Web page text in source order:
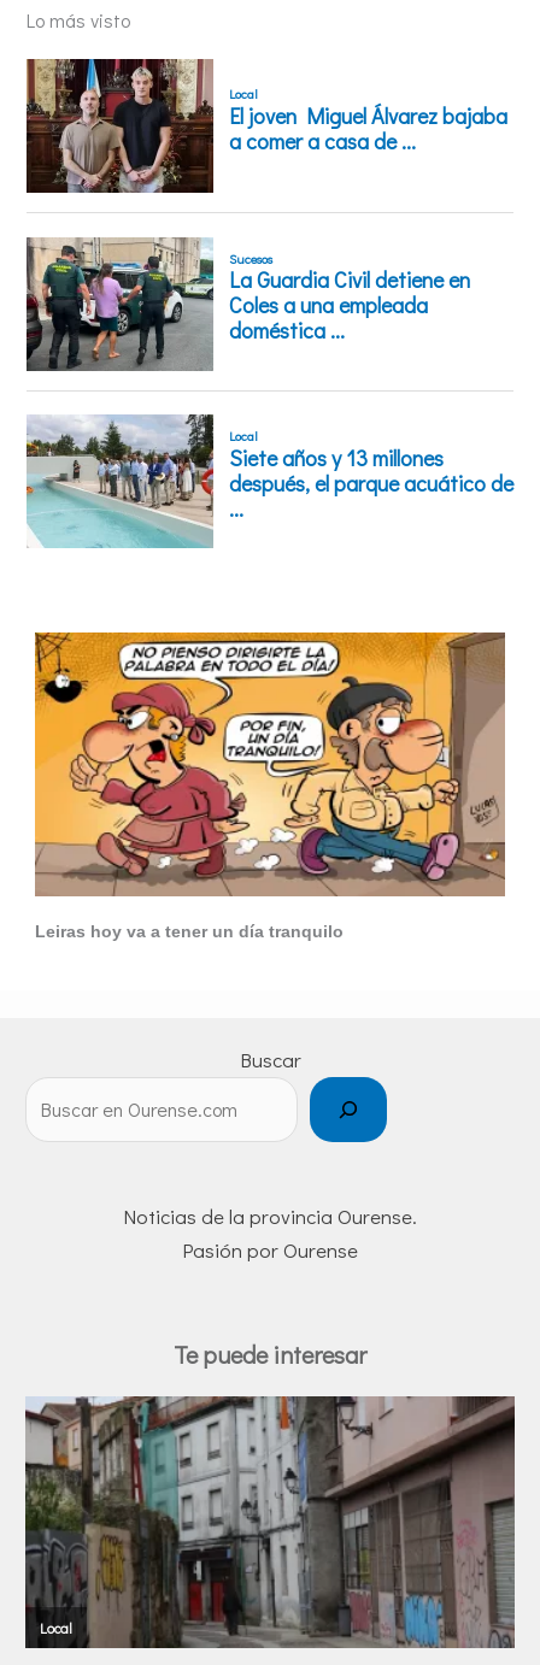
Lo más visto
Leiras hoy va a tener un día tranquilo
Buscar
Noticias de la provincia Ourense.
Pasión por Ourense
Te puede interesar